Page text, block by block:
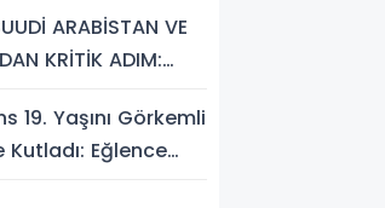
ARABİSTAN VE
KRİTİK ADIM:
İMZALANDI!
19. Yaşını Görkemli
Kutladı: Eğlence